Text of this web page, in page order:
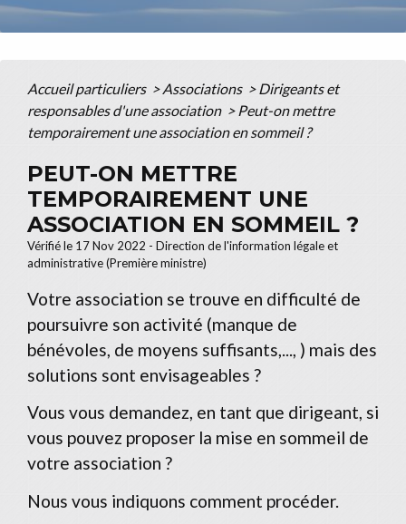
Accueil particuliers > Associations > Dirigeants et
responsables d'une association > Peut-on mettre
temporairement une association en sommeil ?
PEUT-ON METTRE
TEMPORAIREMENT UNE
ASSOCIATION EN SOMMEIL ?
Vérifié le 17 Nov 2022 - Direction de l'information légale et
administrative (Première ministre)
Votre association se trouve en difficulté de
poursuivre son activité (manque de
bénévoles, de moyens suffisants,..., ) mais des
solutions sont envisageables ?
Vous vous demandez, en tant que dirigeant, si
vous pouvez proposer la mise en sommeil de
votre association ?
Nous vous indiquons comment procéder.